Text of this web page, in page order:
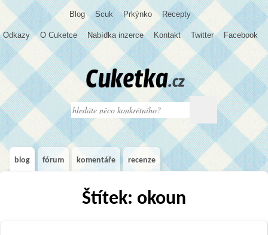
Blog Scuk Prkýnko Recepty
Odkazy O Cuketce Nabídka inzerce Kontakt Twitter Facebook
blog fórum komentáře recenze
Štítek: okoun